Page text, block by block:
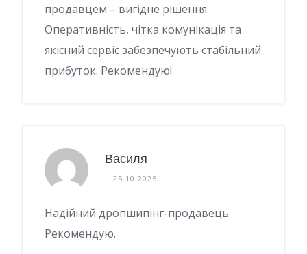
продавцем – вигідне рішення.
Оперативність, чітка комунікація та
якісний сервіс забезпечують стабільний
прибуток. Рекомендую!
Василя
25.10.2025
Надійний дропшипінг-продавець.
Рекомендую.